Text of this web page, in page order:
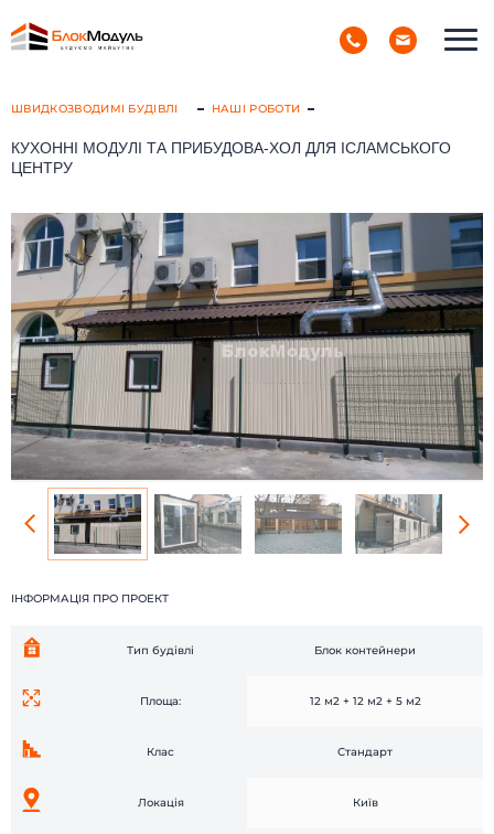
РУС
УКР
Головна
Каталог
Наші роботи
Про компанію
Наші клієнти
Контакти
ШВИДКОЗВОДИМІ БУДІВЛІ НАШІ РОБОТИ
КУХОННІ МОДУЛІ ТА ПРИБУДОВА-ХОЛ ДЛЯ ІСЛАМСЬКОГО
ЦЕНТРУ
ІНФОРМАЦІЯ ПРО ПРОЕКТ
Тип будівлі Блок контейнери
Площа: 12 м2 + 12 м2 + 5 м2
Клас Стандарт
Локація Київ